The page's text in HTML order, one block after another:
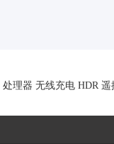
处理器 无线充电 HDR 遥